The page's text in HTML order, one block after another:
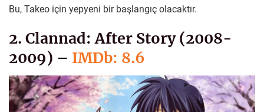
Bu, Takeo için yepyeni bir başlangıç olacaktır.
2. Clannad: After Story (2008-
2009) – IMDb: 8.6